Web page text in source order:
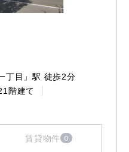
丁目」駅 徒歩2分
階建て
賃貸物件 0